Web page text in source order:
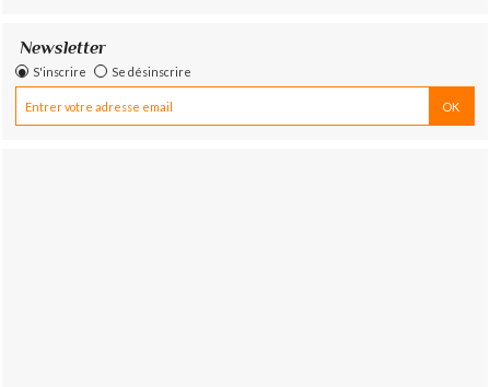
Newsletter
S'inscrire Se désinscrire